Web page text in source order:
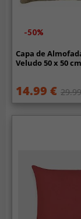
-50%
Capa de
Veludo 50 x 50 cm
14.99 €